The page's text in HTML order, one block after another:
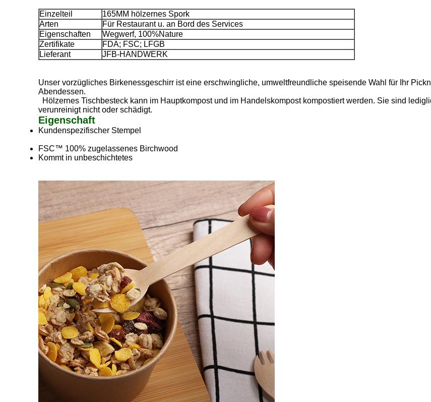
Einzelteil
165MM hölzernes Spork
Arten
Für Restaurant u. an Bord des Services
Eigenschaften
Wegwerf, 100%Nature
Zertifikate
FDA; FSC; LFGB
Lieferant
JFB-HANDWERK
Unser vorzügliches Birkenessgeschirr ist eine erschwingliche, umweltfreundliche speisende Wahl für Ihr
Abendessen.
Hölzernes Tischbesteck kann im Hauptkompost und im Handelskompost kompostiert werden. Sie sind
verunreinigt nicht oder schädigt.
Eigenschaft
Kundenspezifischer Stempel
FSC™ 100% zugelassenes Birchwood
Kommt in unbeschichtetes